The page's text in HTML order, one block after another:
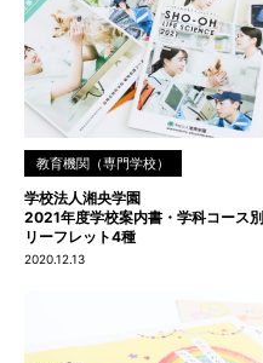
教育機関（専門学校）
学校法人湘央学園
2021年度学校案内書・学科コース別
リーフレット4種
2020.12.13